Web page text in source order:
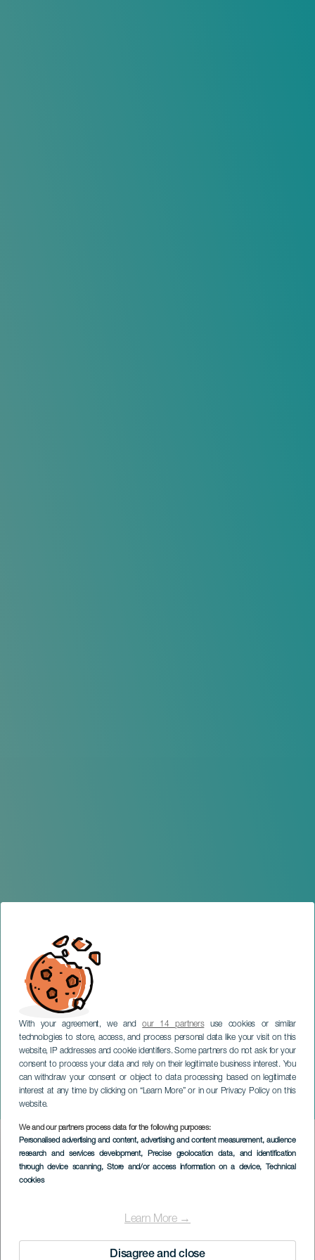
With your agreement, we andour 14 partnersuse cookies or similar
technologies to store, access, and process personal data like your visit on this
website, IP addresses and cookie identifiers. Some partners do not ask for your
consent to process your data and rely on their legitimate business interest. You
can withdraw your consent or object to data processing based on legitimate
interest at any time by clicking on “Learn More” or in our Privacy Policy on this
website.
We and our partners process data for the following purposes:
Personalised advertising and content, advertising and content measurement, audience
research and services development, Precise geolocation data, and identification
through device scanning, Store and/or access information on a device, Technical
cookies
Learn More →
Disagree and close
Die Wiener Sängerknaben
im Konzert
TENERIFE
Imagen
Listado